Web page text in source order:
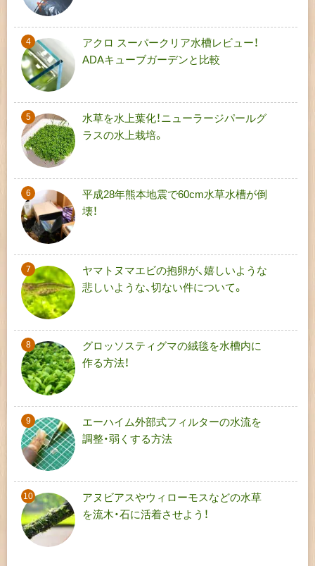
アクロ スーパークリア水槽レビュー！
ADAキューブガーデンと比較
水草を水上葉化！ニューラージパールグ
ラスの水上栽培。
平成28年熊本地震で60cm水草水槽が倒
壊！
ヤマトヌマエビの抱卵が、嬉しいような
悲しいような、切ない件について。
グロッソスティグマの絨毯を水槽内に
作る方法！
エーハイム外部式フィルターの水流を
調整・弱くする方法
アヌビアスやウィローモスなどの水草
を流木・石に活着させよう！